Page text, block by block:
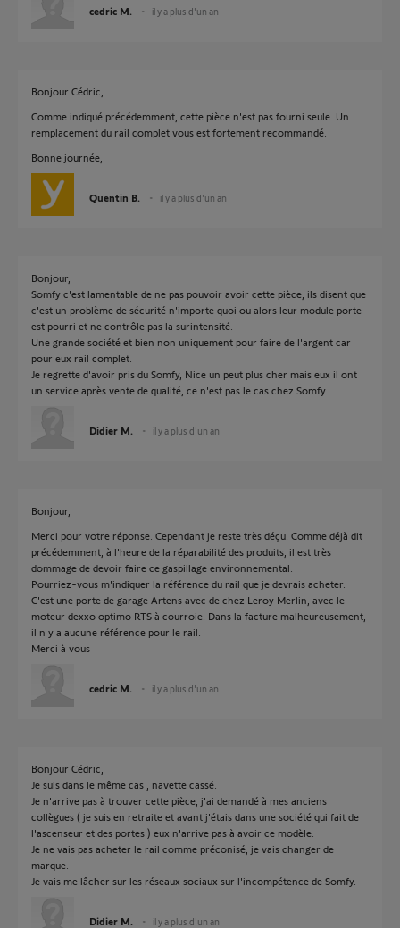
cedric M. il y a plus d'un an
Bonjour Cédric,
Comme indiqué précédemment, cette pièce n'est pas fourni seule. Un
remplacement du rail complet vous est fortement recommandé.
Bonne journée,
Quentin B. il y a plus d'un an
Bonjour,
Somfy c'est lamentable de ne pas pouvoir avoir cette pièce, ils disent que
c'est un problème de sécurité n'importe quoi ou alors leur module porte
est pourri et ne contrôle pas la surintensité.
Une grande société et bien non uniquement pour faire de l'argent car
pour eux rail complet.
Je regrette d'avoir pris du Somfy, Nice un peut plus cher mais eux il ont
un service après vente de qualité, ce n'est pas le cas chez Somfy.
Didier M. il y a plus d'un an
Bonjour,
Merci pour votre réponse. Cependant je reste très déçu. Comme déjà dit
précédemment, à l'heure de la réparabilité des produits, il est très
dommage de devoir faire ce gaspillage environnemental.
Pourriez-vous m'indiquer la référence du rail que je devrais acheter.
C'est une porte de garage Artens avec de chez Leroy Merlin, avec le
moteur dexxo optimo RTS à courroie. Dans la facture malheureusement,
il n y a aucune référence pour le rail.
Merci à vous
cedric M. il y a plus d'un an
Bonjour Cédric,
Je suis dans le même cas , navette cassé.
Je n'arrive pas à trouver cette pièce, j'ai demandé à mes anciens
collègues ( je suis en retraite et avant j'étais dans une société qui fait de
l'ascenseur et des portes ) eux n'arrive pas à avoir ce modèle.
Je ne vais pas acheter le rail comme préconisé, je vais changer de
marque.
Je vais me lâcher sur les réseaux sociaux sur l'incompétence de Somfy.
Didier M. il y a plus d'un an